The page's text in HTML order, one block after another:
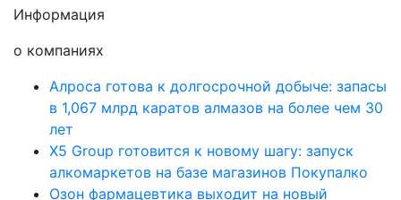
Информация
о компаниях
Алроса готова к долгосрочной добыче: запасы
в 1,067 млрд каратов алмазов на более чем 30
лет
X5 Group готовится к новому шагу: запуск
алкомаркетов на базе магазинов Покупалко
Озон фармацевтика выходит на новый